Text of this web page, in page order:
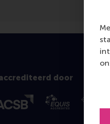
door